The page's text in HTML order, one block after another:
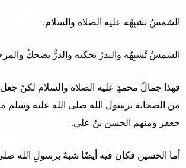
الشمسُ تشبِهُه عليه الصلاة والسلام.
الشمسُ تُشبِهُه والبدرُ يَحكيه والدرُّ يضحكُ
فهذا جمالُ محمدٍ عليه الصلاة والسلام لكنْ جعل
من الصحابة برسول الله صلى الله عليه وسلم
جعفر ومنهم الحسن بنُ علي.
أما الحسين فكان فيه أيضًا شبهٌ برسولِ الله